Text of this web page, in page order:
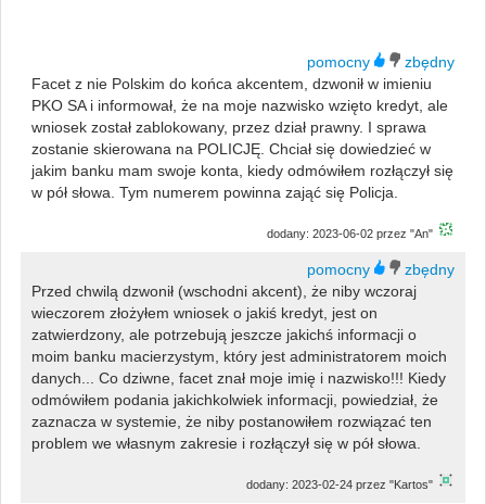
Facet z nie Polskim do końca akcentem, dzwonił w imieniu
PKO SA i informował, że na moje nazwisko wzięto kredyt, ale
wniosek został zablokowany, przez dział prawny. I sprawa
zostanie skierowana na POLICJĘ. Chciał się dowiedzieć w
jakim banku mam swoje konta, kiedy odmówiłem rozłączył się
w pół słowa. Tym numerem powinna zająć się Policja.
dodany: 2023-06-02 przez "An"
Przed chwilą dzwonił (wschodni akcent), że niby wczoraj
wieczorem złożyłem wniosek o jakiś kredyt, jest on
zatwierdzony, ale potrzebują jeszcze jakichś informacji o
moim banku macierzystym, który jest administratorem moich
danych... Co dziwne, facet znał moje imię i nazwisko!!! Kiedy
odmówiłem podania jakichkolwiek informacji, powiedział, że
zaznacza w systemie, że niby postanowiłem rozwiązać ten
problem we własnym zakresie i rozłączył się w pół słowa.
dodany: 2023-02-24 przez "Kartos"